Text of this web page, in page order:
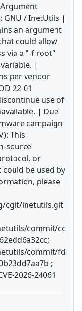
GNU / InetUtils |
an argument
could allow
via a "-f root"
|
per vendor
22-01
use of
| Due
campaign
This
source
or
be used by
please
cgit/inetutils.git
commit/cc
commit/fd
;
2026-24061